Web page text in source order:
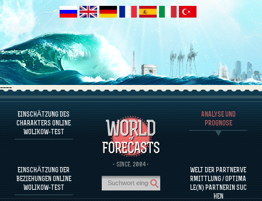
----
EINSCHÄTZUNG DES
CHARAKTERS ONLINE
WOLIKOW-TEST
EINSCHÄTZUNG DER
BEZIEHUNGEN ONLINE
WOLIKOW-TEST
· SINCE. 2004 ·
ANALYSE UND
PROGNOSE
WELT DER PARTNERVE
RMITTLUNG / OPTIMA
LE(N) PARTNERIN SUC
HEN
ÜBER DAS PROGRAMM
CHARAKTER JETZT EINSCHÄTZEN
BEURTEILUNG DES CHARAKTERS VON BERÜHMTEN PERSÖNLICHKEITEN
ÜBER DAS PROGRAMM
KOMPATIBILITÄT DER PARTNERINNEN EINSCHÄTZEN
ANALYSE UND PROGNOSE